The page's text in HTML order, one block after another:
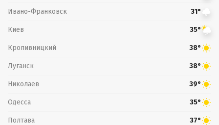
Ивано-Франковск 31°
Киев 35°
Кропивницкий 38°
Луганск 38°
Николаев 39°
Одесса 35°
Полтава 37°